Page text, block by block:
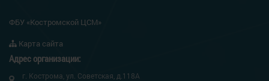
ФБУ «Костромской ЦСМ»
Карта сайта
Адрес организации:
г. Кострома, ул. Советская, д.118А